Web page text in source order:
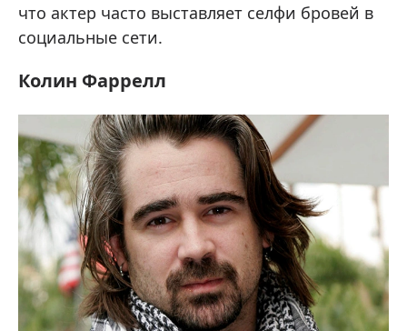
что актер часто выставляет селфи бровей в
социальные сети.
Колин Фаррелл